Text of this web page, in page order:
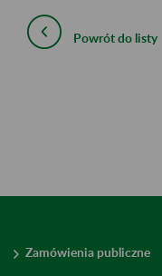
Powrót do listy
Zamówienia publiczne